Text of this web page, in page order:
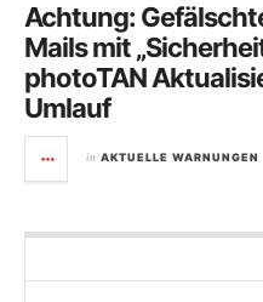
Achtung:
Mails mit
photoTAN
Umlauf
in AKTUELLE WARNUNGEN